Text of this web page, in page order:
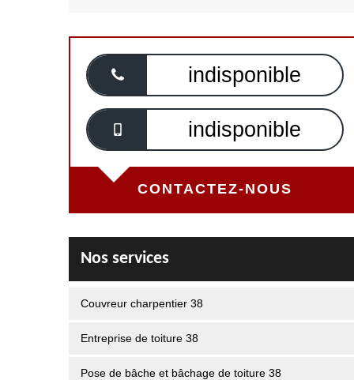
indisponible
indisponible
CONTACTEZ-NOUS
Nos services
Couvreur charpentier 38
Entreprise de toiture 38
Pose de bâche et bâchage de toiture 38